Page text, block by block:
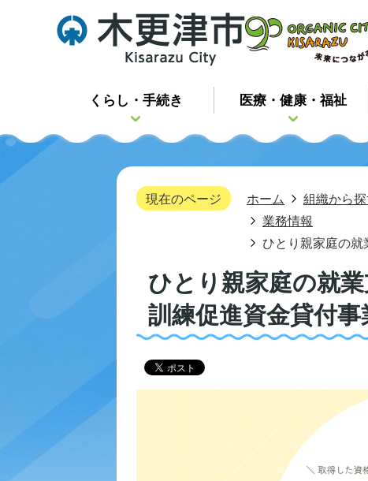
くらし・手続き 医療・健康・福祉
現在のページ ホーム 組織から
業務情報
ひとり親家庭の就
ひとり親家庭の就
訓練促進資金貸付事